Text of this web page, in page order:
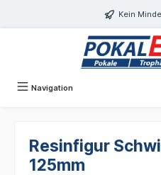
Kein
Navigation
Resinfigur
125mm